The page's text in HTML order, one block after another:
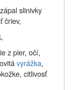
slinivky
čriev,
z pier, očí,
vyrážka,
citlivosť